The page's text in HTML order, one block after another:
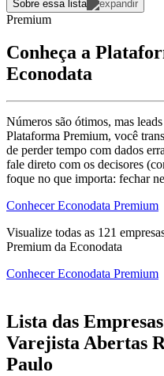
Sobre essa lista
Premium
Conheça a
Econodata
Números são ótimos, mas
Plataforma Premium, você
de perder tempo com dados
fale direto com os decisores
foque no que importa: fechar
Conhecer Econodata Premium
Visualize todas as 121
Premium da Econodata
Conhecer Econodata Premium
Lista das
Varejista Abertas
Paulo